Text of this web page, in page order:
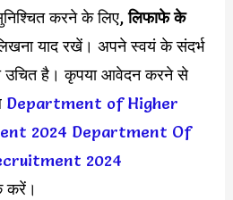
करने के लिए,लिफाफे के
याद रखें। अपने स्वयं के संदर्भ
उचित है। कृपया आवेदन करने से
Department of Higher
2024 Department Of
2024